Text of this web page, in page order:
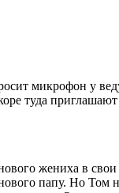
микрофон у
туда
жениха в
папу. Но Том